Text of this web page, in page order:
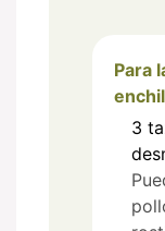
Para
3